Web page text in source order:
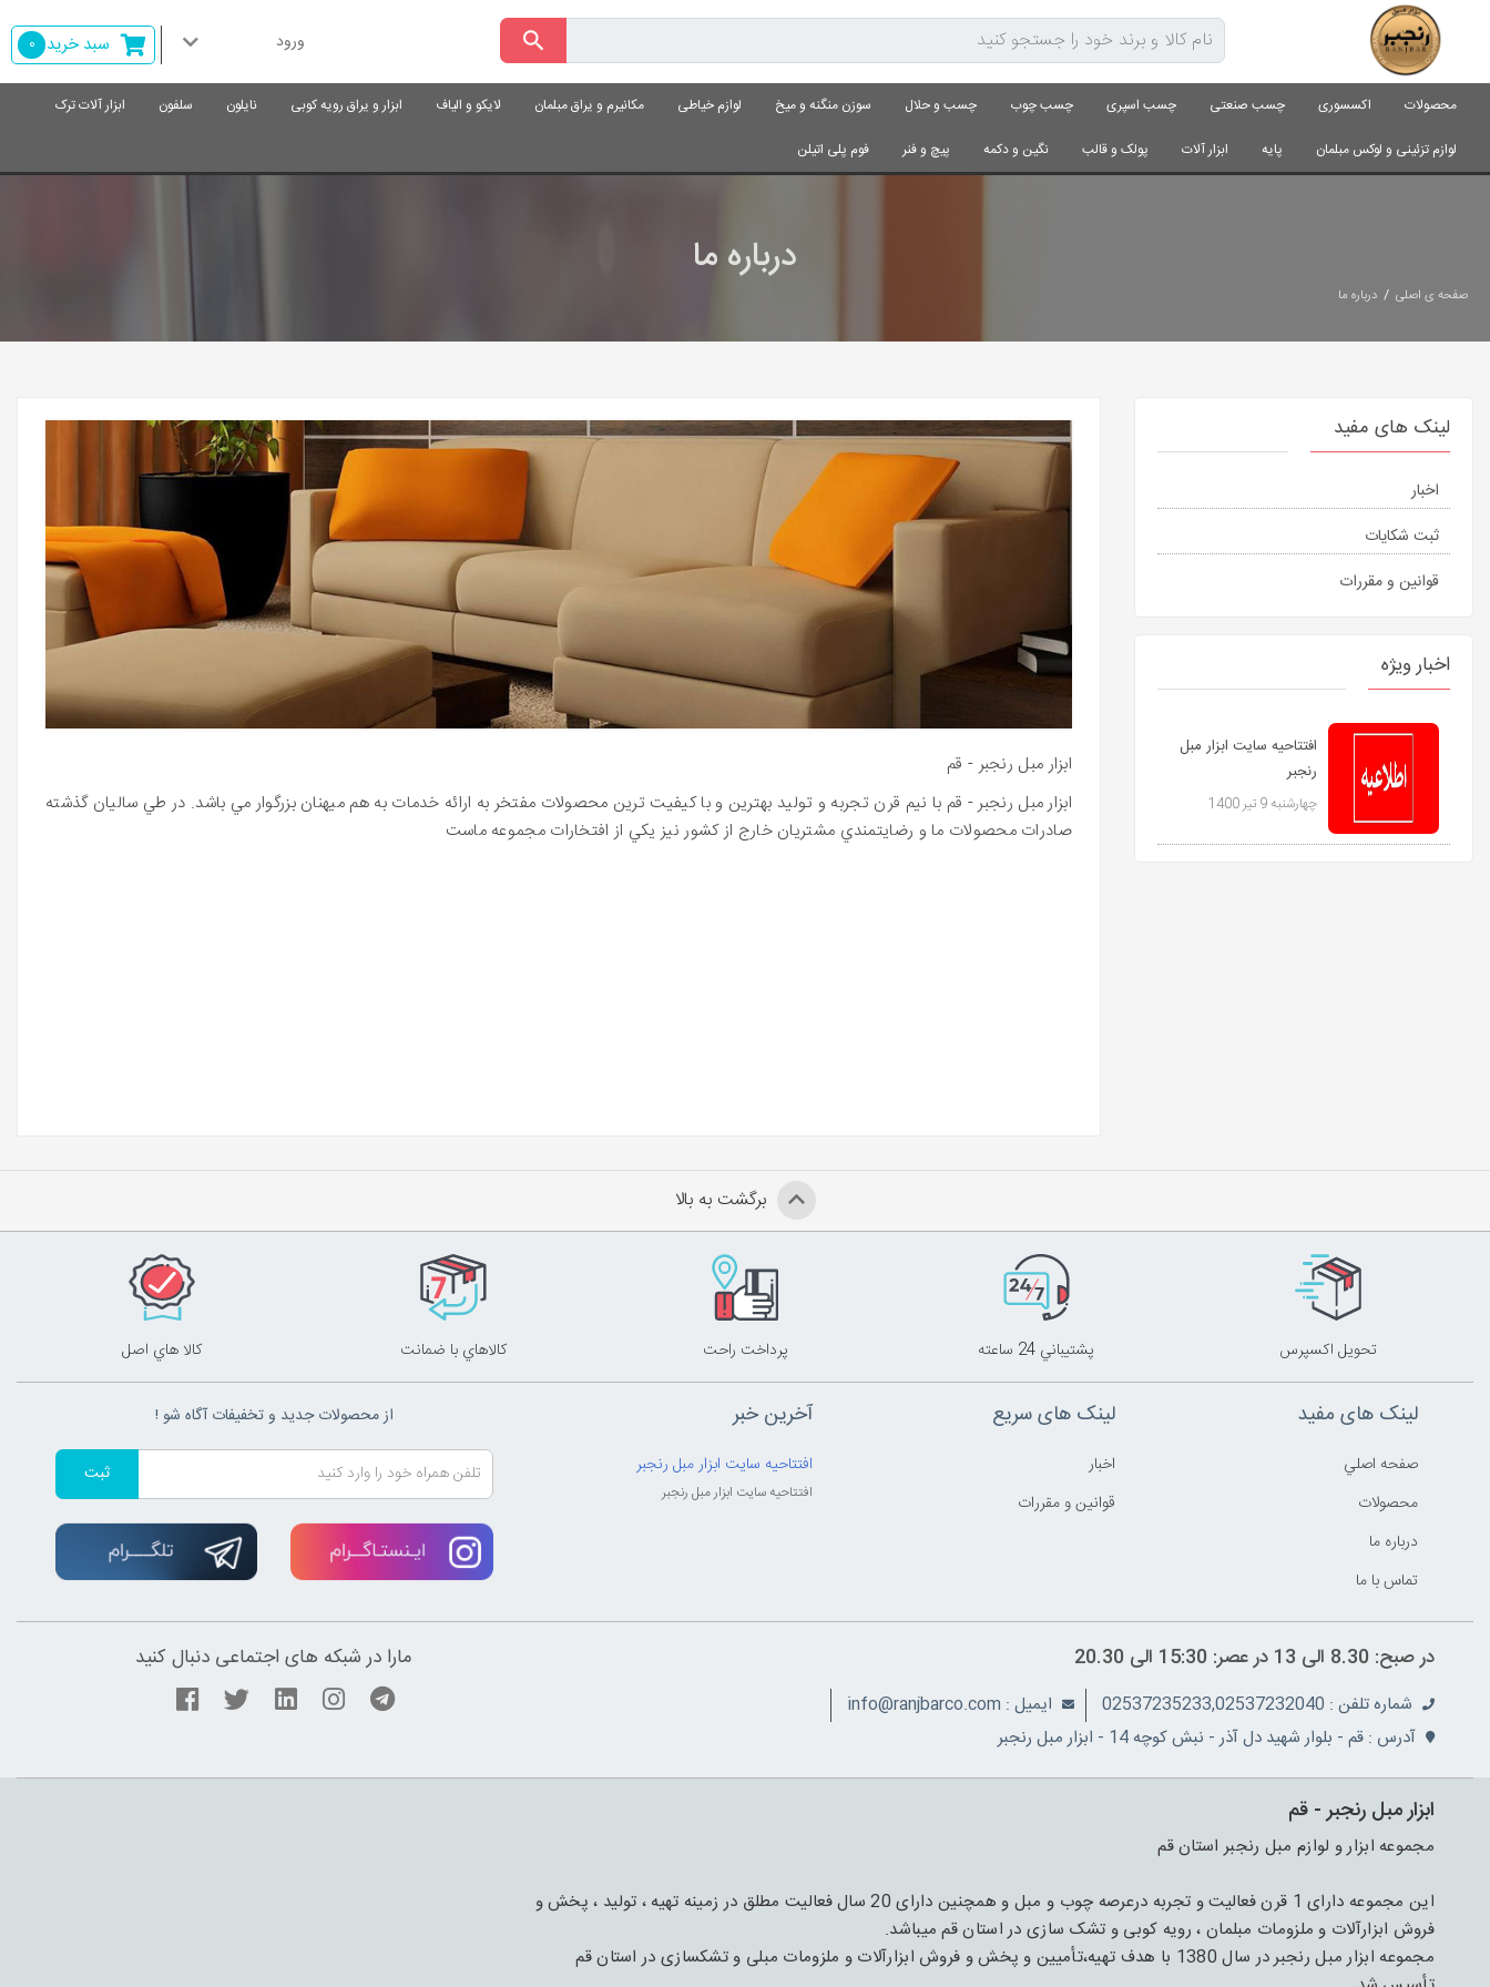
سبد خرید 0 ورود
محصولات اکسسوری چسب صنعتی چسب اسپری چسب چوب چسب و حلال سوزن منگنه و میخ لوازم خیاطی مکانیرم و یراق مبلمان لایکو و الیاف ابزار و یراق رویه کوبی نایلون سلفون
ابزار آلات ترک
لوازم تزئینی و لوکس مبلمان
پایه ابزار آلات پولک و قالب نگین و دکمه پیچ و فنر فوم پلی اتیلن
درباره ما
صفحه ی اصلی / درباره ما
لینک های مفید
اخبار
ثبت شکايات
قوانين و مقررات
اخبار ویژه
افتتاحیه سایت ابزار مبل
رنجبر
چهارشنبه 9 تیر 1400
ابزار مبل رنجبر - قم
ابزار مبل رنجبر - قم با نيم قرن تجربه و توليد بهترين و با کيفيت ترين محصولات مفتخر به ارائه خدمات به هم ميهنان بزرگوار مي باشد. در طي ساليان گذشته
صادرات محصولات ما و رضايتمندي مشتريان خارج از کشور نيز يکي از افتخارات مجموعه ماست
برگشت به بالا
تحويل اکسپرس پشتيباني 24 ساعته پرداخت راحت کالاهاي با ضمانت کالا هاي اصل
لینک های مفید
صفحه اصلي
محصولات
درباره ما
تماس با ما
لینک های سریع
اخبار
قوانين و مقررات
آخرین خبر
افتتاحیه سایت ابزار مبل رنجبر
افتتاحیه سایت ابزار مبل رنجبر
از محصولات جدید و تخفیفات آگاه شو !
ثبت
در صبح: 8.30 الی 13 در عصر: 15:30 الی 20.30
شماره تلفن : 02537235233,02537232040
ايميل : info@ranjbarco.com
آدرس : قم - بلوار شهید دل آذر - نبش کوچه 14 - ابزار مبل رنجبر
مارا در شبکه های اجتماعی دنبال کنید
ابزار مبل رنجبر - قم
مجموعه ابزار و لوازم مبل رنجبر استان قم
این مجموعه دارای 1 قرن فعالیت و تجربه درعرصه چوب و مبل و همچنین دارای 20 سال فعالیت مطلق در زمینه تهیه ، تولید ، پخش و
فروش ابزارآلات و ملزومات مبلمان ، رویه کوبی و تشک سازی در استان قم میباشد.
مجموعه ابزار مبل رنجبر در سال 1380 با هدف تهیه،تأمیین و پخش و فروش ابزارآلات و ملزومات مبلی و تشکسازی در استان قم